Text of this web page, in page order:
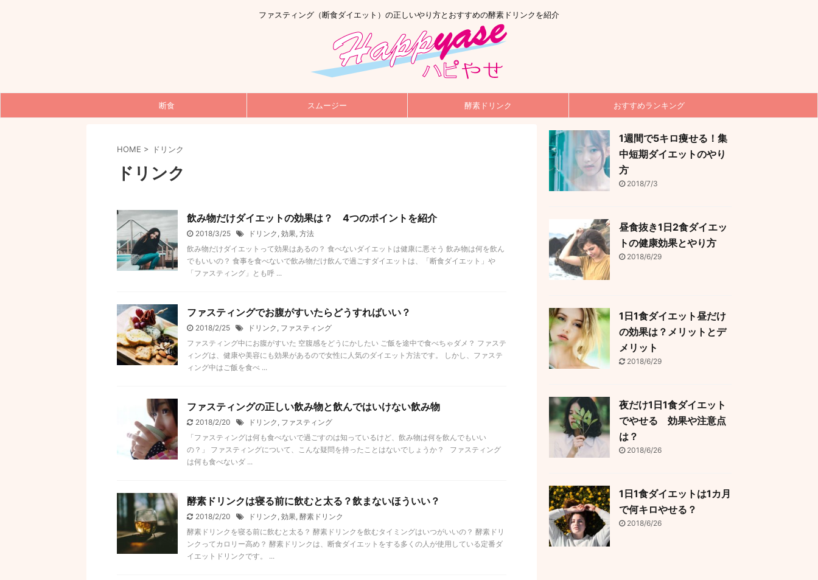
ファスティング（断食ダイエット）の正しいやり方とおすすめの酵素ドリンクを紹介
断食 スムージー 酵素ドリンク おすすめランキング
HOME > ドリンク
ドリンク
飲み物だけダイエットの効果は？ 4つのポイントを紹介
2018/3/25 ドリンク , 効果, 方法
飲み物だけダイエットって効果はあるの？ 食べないダイエットは健康に悪そう 飲み物は何を飲ん
でもいいの？ 食事を食べないで飲み物だけ飲んで過ごすダイエットは、「断食ダイエット」や
「ファスティング」とも呼 ...
ファスティングでお腹がすいたらどうすればいい？
2018/2/25 ドリンク , ファスティング
ファスティング中にお腹がすいた 空腹感をどうにかしたい ご飯を途中で食べちゃダメ？ ファステ
ィングは、健康や美容にも効果があるので女性に人気のダイエット方法です。 しかし、ファステ
ィング中はご飯を食べ ...
ファスティングの正しい飲み物と飲んではいけない飲み物
2018/2/20 ドリンク , ファスティング
「ファスティングは何も食べないで過ごすのは知っているけど、飲み物は何を飲んでもいい
の？」 ファスティングについて、こんな疑問を持ったことはないでしょうか？ ファスティング
は何も食べないダ ...
酵素ドリンクは寝る前に飲むと太る？飲まないほういい？
2018/2/20 ドリンク , 効果, 酵素ドリンク
酵素ドリンクを寝る前に飲むと太る？ 酵素ドリンクを飲むタイミングはいつがいいの？ 酵素ドリ
ンクってカロリー高め？ 酵素ドリンクは、断食ダイエットをする多くの人が使用している定番ダ
イエットドリンクです。 ...
1週間で5キロ痩せる！集
中短期ダイエットのやり
方
2018/7/3
昼食抜き1日2食ダイエッ
トの健康効果とやり方
2018/6/29
1日1食ダイエット昼だけ
の効果は？メリットとデ
メリット
2018/6/29
夜だけ1日1食ダイエット
でやせる 効果や注意点
は？
2018/6/26
1日1食ダイエットは1カ月
で何キロやせる？
2018/6/26